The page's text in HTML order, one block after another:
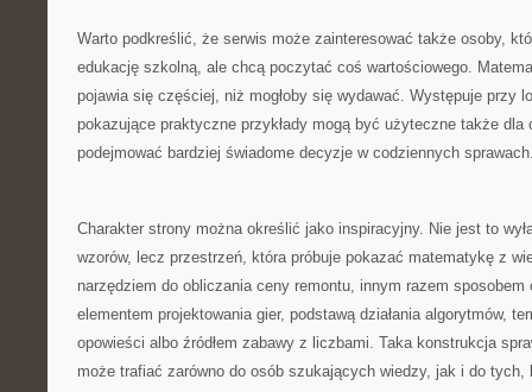
Warto podkreślić, że serwis może zainteresować także osoby,
edukację szkolną, ale chcą poczytać coś wartościowego.
pojawia się częściej, niż mogłoby się wydawać. Występuje przy
pokazujące praktyczne przykłady mogą być użyteczne także
podejmować bardziej świadome decyzje w codziennych
Charakter strony można określić jako inspiracyjny. Nie jest to
wzorów, lecz przestrzeń, która próbuje pokazać matematykę z
narzędziem do obliczania ceny remontu, innym razem
elementem projektowania gier, podstawą działania algorytmów,
opowieści albo źródłem zabawy z liczbami. Taka konstrukcja
może trafiać zarówno do osób szukających wiedzy, jak i do tych,